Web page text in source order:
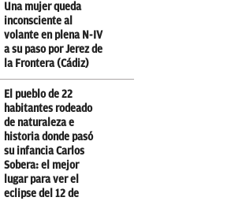
Una mujer queda
inconsciente al
volante en plena N-IV
a su paso por Jerez de
la Frontera (Cádiz)
El pueblo de 22
habitantes rodeado
de naturaleza e
historia donde pasó
su infancia Carlos
Sobera: el mejor
lugar para ver el
eclipse del 12 de